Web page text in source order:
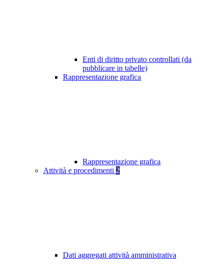
Enti di diritto privato controllati (da
pubblicare in tabelle)
Rappresentazione grafica
Rappresentazione grafica
Attività e procedimenti 2
Dati aggregati attività amministrativa